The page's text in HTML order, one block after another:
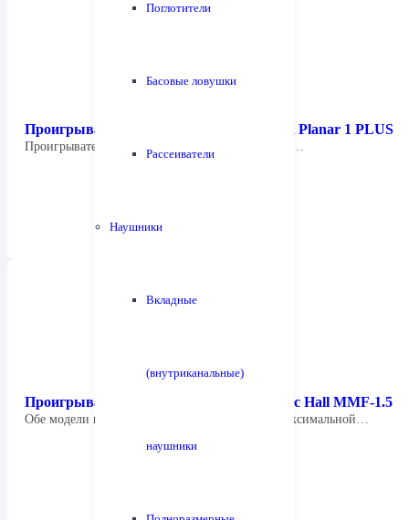
Поглотители
Басовые ловушки
Рассеиватели
Наушники
Вкладные
(внутриканальные)
наушники
Проигрыватель виниловых дисков Rega Planar 1 PLUS
Проигрыватель виниловых дисков Rega Planar 1…
Проигрыватель виниловых дисков Music Hall MMF-1.5
Обе модели начального сегмента отличаются максимальной…